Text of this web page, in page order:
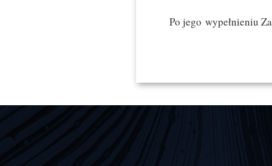
Po jego wypełnieniu